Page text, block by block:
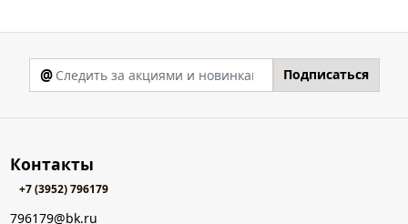
@ Подписаться
Контакты
+7 (3952) 796179
796179@bk.ru